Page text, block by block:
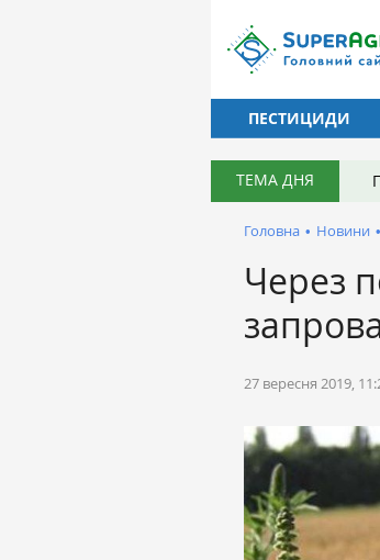
ПЕСТИЦИДИ
ТЕМА ДНЯ
Головна • Новини •
Через
27 вересня 2019,